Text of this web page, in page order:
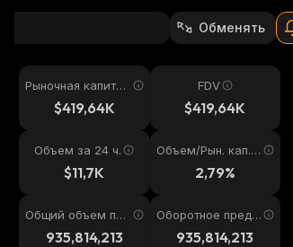
Обменять
Рыночная капитал
изация$419,64K
FDV
$419,64K
Объем за 24 ч.
$11,7K
Объем/Рын. кап. 2
2,79%
Общий объем пре
дложения
935,814,213
Оборотное предл
ожение
935,814,213